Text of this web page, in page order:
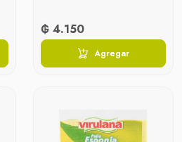
₲ 4.150
Agregar